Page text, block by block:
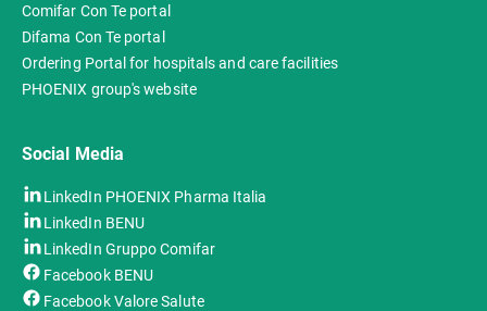
Comifar Con Te portal
Difama Con Te portal
Ordering Portal for hospitals and care facilities
PHOENIX group's website
Social Media
LinkedIn PHOENIX Pharma Italia
LinkedIn BENU
LinkedIn Gruppo Comifar
Facebook BENU
Facebook Valore Salute